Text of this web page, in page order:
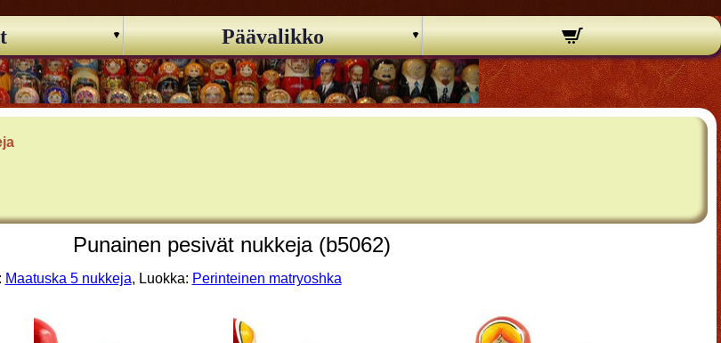
Päävalikko
Punainen pesivät nukkeja (b5062)
Maatuska 5 nukkeja, Luokka: Perinteinen matryoshka